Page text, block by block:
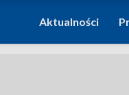
DO
Aktualności